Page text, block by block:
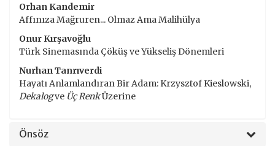
Orhan Kandemir
Affınıza Mağruren... Olmaz Ama Malihülya
Onur Kırşavoğlu
Türk Sinemasında Çöküş ve Yükseliş Dönemleri
Nurhan Tanrıverdi
Hayatı Anlamlandıran Bir Adam: Krzysztof Kieslowski,
Dekalogve Üç RenkÜzerine
Önsöz